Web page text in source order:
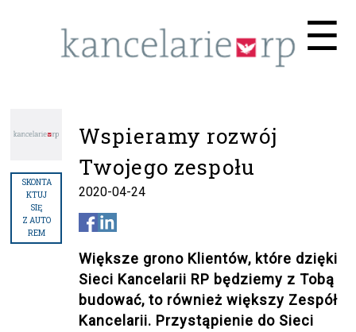
☰
Wspieramy rozwój
Twojego zespołu
2020-04-24
Większe grono Klientów, które dzięki
Sieci Kancelarii RP będziemy z Tobą
budować, to również większy Zespół
Kancelarii. Przystąpienie do Sieci
SKONTA
KTUJ
SIĘ
Z AUTO
REM